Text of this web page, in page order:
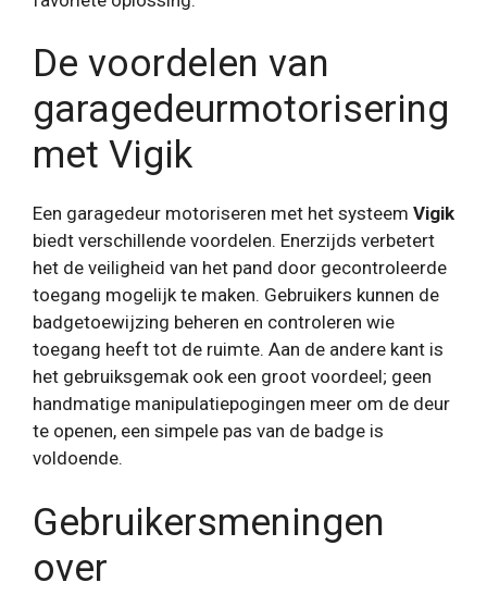
De voordelen van
garagedeurmotorisering
met Vigik
Een garagedeur motoriseren met het systeem Vigik
biedt verschillende voordelen. Enerzijds verbetert
het de veiligheid van het pand door gecontroleerde
toegang mogelijk te maken. Gebruikers kunnen de
badgetoewijzing beheren en controleren wie
toegang heeft tot de ruimte. Aan de andere kant is
het gebruiksgemak ook een groot voordeel; geen
handmatige manipulatiepogingen meer om de deur
te openen, een simpele pas van de badge is
voldoende.
Gebruikersmeningen
over